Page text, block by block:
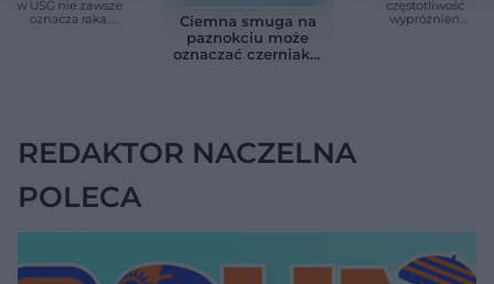
w USG nie zawsze
oznacza raka.
Ciemna smuga na
paznokciu może
oznaczać czerniaka.
częstotliwość
wypróżnień
REDAKTOR NACZELNA
POLECA